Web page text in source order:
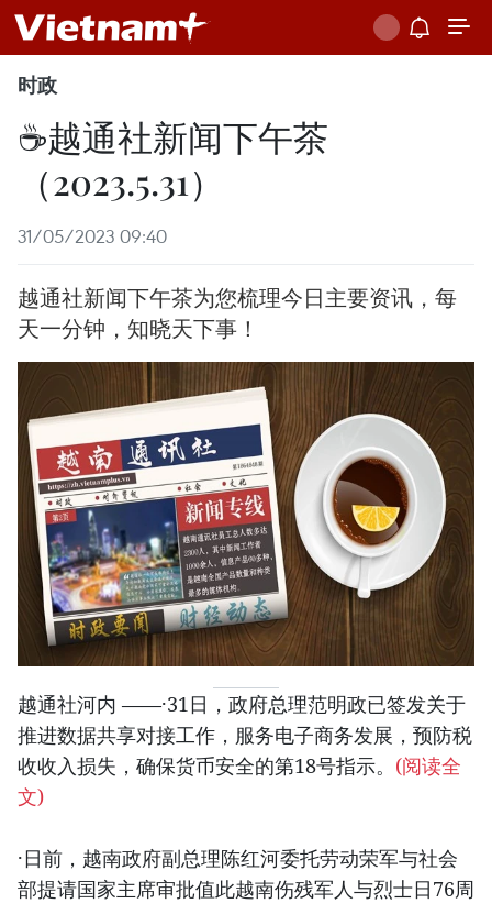
时政
☕️越通社新闻下午茶
（2023.5.31）
31/05/2023 09:40
越通社新闻下午茶为您梳理今日主要资讯，每
天一分钟，知晓天下事！
越通社河内 ——·31日，政府总理范明政已签发关于
推进数据共享对接工作，服务电子商务发展，预防税
收收入损失，确保货币安全的第18号指示。 (阅读全
文)
·日前，越南政府副总理陈红河委托劳动荣军与社会
部提请国家主席审批值此越南伤残军人与烈士日76周